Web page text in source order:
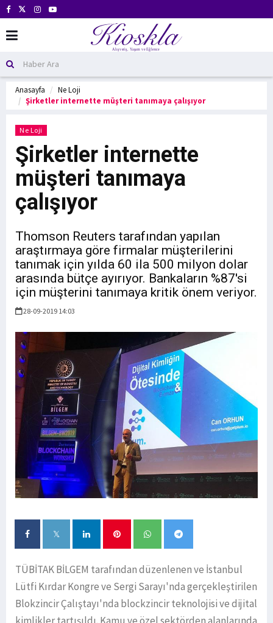
Anasayfa
Ne Loji
Şirketler internette müşteri tanımaya çalışıyor
Ne Loji
Şirketler internette
müşteri tanımaya
çalışıyor
Thomson Reuters tarafından yapılan
araştırmaya göre firmalar müşterilerini
tanımak için yılda 60 ila 500 milyon dolar
arasında bütçe ayırıyor. Bankaların %87'si
için müşterini tanımaya kritik önem veriyor.
28-09-2019 14:03
TÜBİTAK BİLGEM tarafından düzenlenen ve İstanbul
Lütfi Kırdar Kongre ve Sergi Sarayı'nda gerçekleştirilen
Blokzincir Çalıştayı'nda blockzincir teknolojisi ve dijital